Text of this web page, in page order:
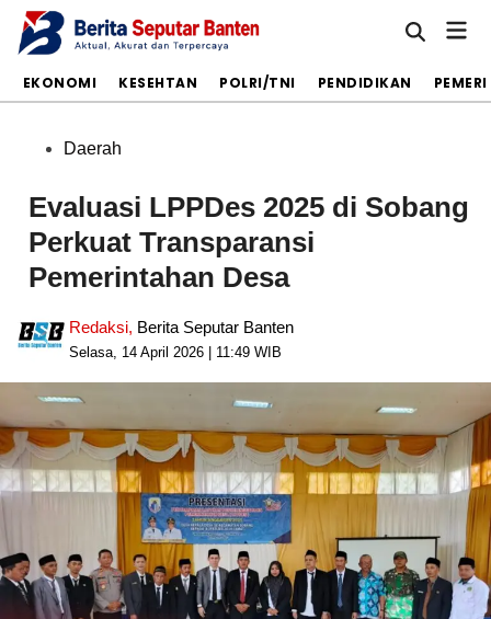
Skip
Open
EKONOMI KESEHTAN POLRI/TNI PENDIDIKAN
PostedDaerah
Evaluasi LPPDes 2025 di Sobang
Perkuat Transparansi
Pemerintahan Desa
Redaksi, Berita Seputar Banten
Selasa, 14 April 2026 | 11:49 WIB